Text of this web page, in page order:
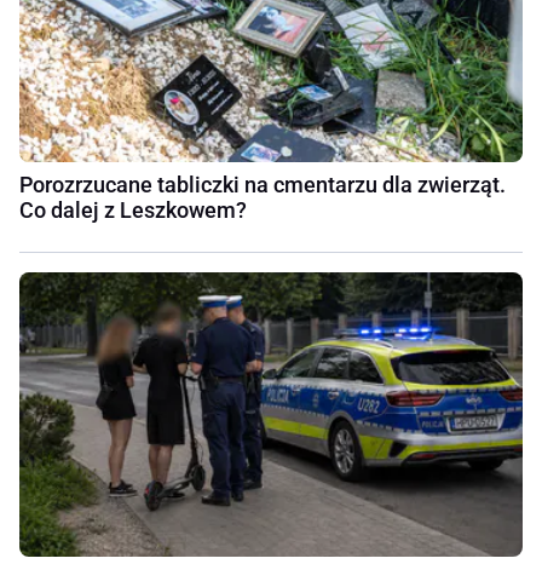
Porozrzucane tabliczki na cmentarzu dla zwierząt.
Co dalej z Leszkowem?